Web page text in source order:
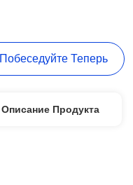
Побеседуйте Теперь
Описание Продукта